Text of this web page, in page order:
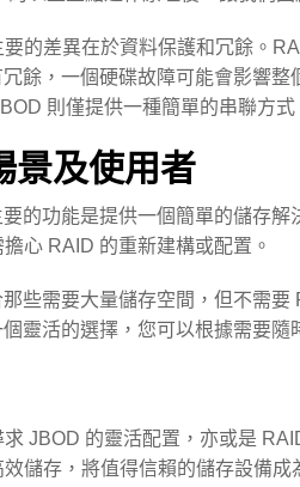
要的差異在於資料保護和冗餘。
餘，一個硬碟故障可能會影響
則僅提供一種簡單的串聯方式
景及使用者
的功能是提供一個簡單的儲存
心 RAID 的重新建構或配置。
些需要大量儲存空間，但不需
靈活的選擇，您可以根據需要隨
求 JBOD 的靈活配置，亦或是
儲存，將值得信賴的儲存設備